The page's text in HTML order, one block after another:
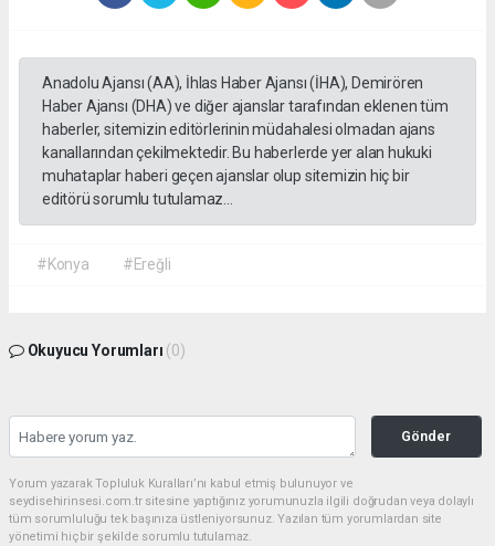
Anadolu Ajansı (AA), İhlas Haber Ajansı (İHA), Demirören
Haber Ajansı (DHA) ve diğer ajanslar tarafından eklenen tüm
haberler, sitemizin editörlerinin müdahalesi olmadan ajans
kanallarından çekilmektedir. Bu haberlerde yer alan hukuki
muhataplar haberi geçen ajanslar olup sitemizin hiç bir
editörü sorumlu tutulamaz...
#Konya #Ereğli
Okuyucu Yorumları (0)
Gönder
Yorum yazarak Topluluk Kuralları’nı kabul etmiş bulunuyor ve
seydisehirinsesi.com.tr sitesine yaptığınız yorumunuzla ilgili doğrudan veya dolaylı
tüm sorumluluğu tek başınıza üstleniyorsunuz. Yazılan tüm yorumlardan site
yönetimi hiçbir şekilde sorumlu tutulamaz.